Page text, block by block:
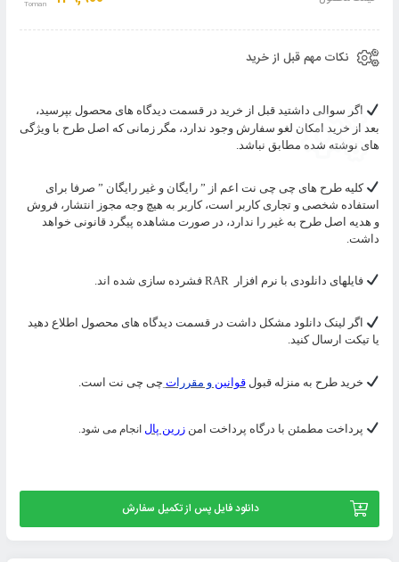
نکات مهم قبل از خرید
اگر سوالی داشتید قبل از خرید در قسمت دیدگاه های محصول بپرسید،
بعد از خرید امکان لغو سفارش وجود ندارد، مگر زمانی که اصل طرح با ویژگی
های نوشته شده مطابق نباشد.
کلیه طرح های چی چی نت اعم از ” رایگان و غیر رایگان ” صرفا برای
استفاده شخصی و تجاری کاربر است، کاربر به هیچ وجه مجوز انتشار، فروش
و هدیه اصل طرح به غیر را ندارد، در صورت مشاهده پیگرد قانونی خواهد
داشت.
فایلهای دانلودی با نرم افزار RARفشرده سازی شده اند.
اگر لینک دانلود مشکل داشت در قسمت دیدگاه های محصول اطلاع دهید
یا تیکت ارسال کنید.
خرید طرح به منزله قبول قوانینو مقررات چی چی نت است.
پرداخت مطمئن با درگاه پرداخت امن زرین پال انجام می شود.
دانلود فایل پس از تکمیل سفارش